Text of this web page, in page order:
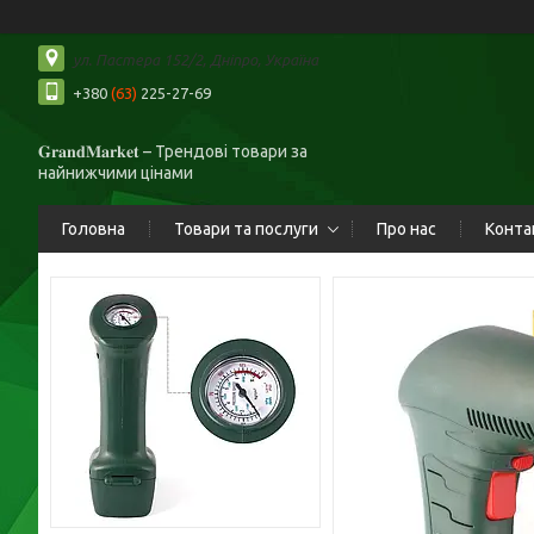
ул. Пастера 152/2, Дніпро, Україна
+380 (63) 225-27-69
𝐆𝐫𝐚𝐧𝐝𝐌𝐚𝐫𝐤𝐞𝐭 – Трендові товари за
найнижчими цінами
Головна Товари та послуги Про нас